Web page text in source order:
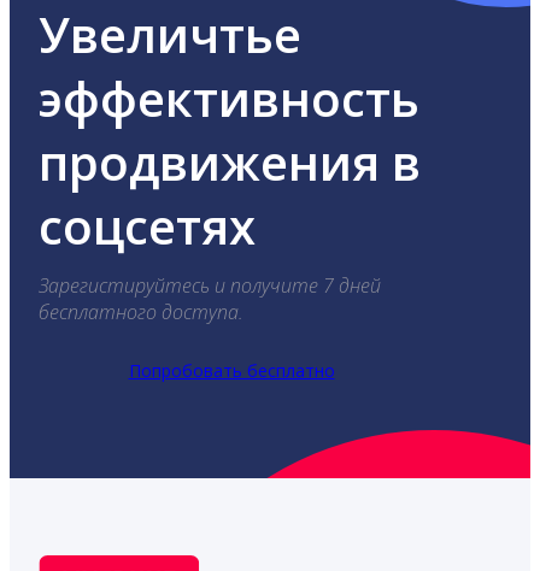
Увеличтье
эффективность
продвижения в
соцсетях
Зарегистируйтесь и получите 7 дней
бесплатного доступа.
Попробовать бесплатно